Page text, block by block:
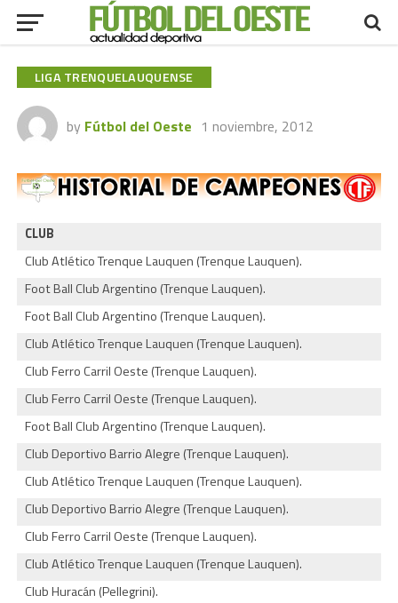
LIGA TRENQUELAUQUENSE
by Fútbol del Oeste 1 noviembre, 2012
CLUB
Club Atlético Trenque Lauquen (Trenque Lauquen).
Foot Ball Club Argentino (Trenque Lauquen).
Foot Ball Club Argentino (Trenque Lauquen).
Club Atlético Trenque Lauquen (Trenque Lauquen).
Club Ferro Carril Oeste (Trenque Lauquen).
Club Ferro Carril Oeste (Trenque Lauquen).
Foot Ball Club Argentino (Trenque Lauquen).
Club Deportivo Barrio Alegre (Trenque Lauquen).
Club Atlético Trenque Lauquen (Trenque Lauquen).
Club Deportivo Barrio Alegre (Trenque Lauquen).
Club Ferro Carril Oeste (Trenque Lauquen).
Club Atlético Trenque Lauquen (Trenque Lauquen).
Club Huracán (Pellegrini).